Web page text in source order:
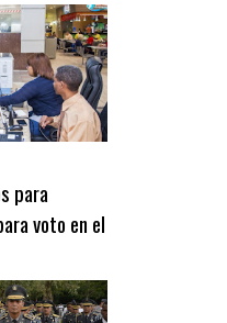
para
voto en el